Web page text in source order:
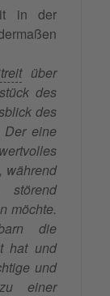
in der
über
des
des
Der eine
während
möchte.
die
hat und
und
einer